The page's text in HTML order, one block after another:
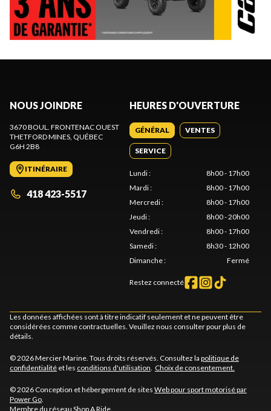
NOUS JOINDRE
3670 BOUL. FRONTENAC OUEST
THETFORD MINES , QUÉBEC
G6H 2B8
ITINÉRAIRE
418 423-5517
HEURES D'OUVERTURE
GÉNÉRAL VENTES
SERVICE
Lundi:
8h00 - 17h00
Mardi:
8h00 - 17h00
Mercredi:
8h00 - 17h00
Jeudi:
8h00 - 20h00
Vendredi:
8h00 - 17h00
Samedi:
8h30 - 12h00
Dimanche: Fermé
Restez connecté
Les données affichées sont à titre indicatif seulement et ne peuvent être
considérées comme contractuelles. Veuillez nous consulter pour plus de
détails.
© 2026 Mercier Marine. Tous droits réservés. Consultez la politique de
confidentialité et les conditions d'utilisation Choix de consentement.
© 2026 Conception et hébergement de sites Web pour sport motorisé par
Power Go
Membre du réseau Shop A Ride